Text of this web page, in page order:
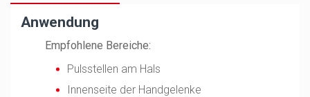
Anwendung
Empfohlene Bereiche:
Pulsstellen am Hals
Innenseite der Handgelenke